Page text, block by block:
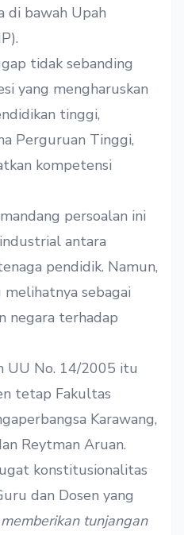
di bawah Upah
tidak sebanding
yang mengharuskan
tinggi,
Perguruan Tinggi,
kompetensi
persoalan ini
antara
pendidik. Namun,
sebagai
negara terhadap
UU No. 14/2005 itu
tetap Fakultas
Karawang,
Reytman Aruan.
konstitusionalitas
dan Dosen yang
tunjangan